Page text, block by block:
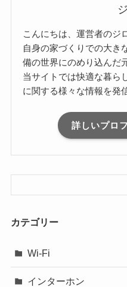
こんにちは、運営者のジ
自身の家づくりでの大き
備の世界にのめり込んだ
当サイトでは快適な暮ら
に関する様々な情報を発
詳しいプロ
カテゴリー
Wi-Fi
インターホン